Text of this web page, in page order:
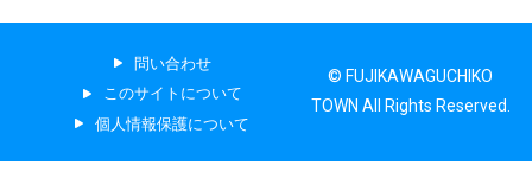
問い合わせ
このサイトについて
個人情報保護について
© FUJIKAWAGUCHIKO
TOWN All Rights Reserved.